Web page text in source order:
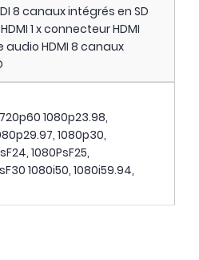
8 canaux intégrés en SD
1 x connecteur HDMI
audio HDMI 8 canaux
1080p23.98,
1080p30,
1080PsF25,
1080i50, 1080i59.94,